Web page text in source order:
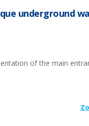
underground
of the main